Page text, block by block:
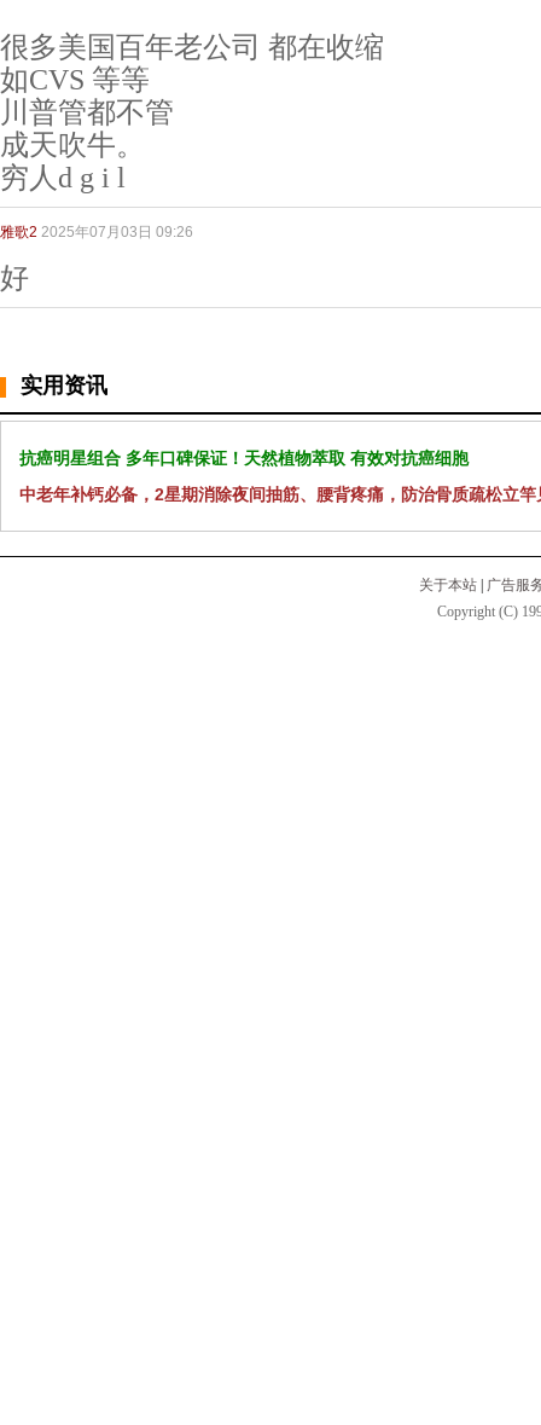
很多美国百年老公司 都在收缩
如CVS 等等
川普管都不管
成天吹牛。
穷人d g i l
雅歌2 2025年07月03日 09:26
好
实用资讯
抗癌明星组合 多年口碑保证！天然植物萃取 有效对抗癌细胞
中老年补钙必备，2星期消除夜间抽筋、腰背疼痛，防治骨质疏松立竿
关于本站
广告服
Copyright (C)